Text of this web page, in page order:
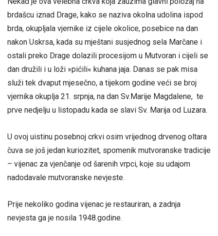
brdašcu iznad Drage, kako se naziva okolna udolina ispod
brda, okupljala vjernike iz cijele okolice, posebice na dan
nakon Uskrsa, kada su mještani susjednog sela Marčane i
ostali preko Drage dolazili procesijom u Mutvoran i cijeli se
dan družili i u loži »pićili« kuhana jaja. Danas se pak misa
služi tek dvaput mjesečno, a tijekom godine veći se broj
vjernika okuplja 21. srpnja, na dan Sv.Marije Magdalene, te
prve nedjelju u listopadu kada se slavi Sv. Marija od Luzara.
U ovoj uistinu posebnoj crkvi osim vrijednog drvenog oltara
čuva se još jedan kuriozitet, spomenik mutvoranske tradicije
– vijenac za vjenčanje od šarenih vrpci, koje su udajom
nadodavale mutvoranske nevjeste.
Prije nekoliko godina vijenac je restauriran, a zadnja
nevjesta ga je nosila 1948.godine.